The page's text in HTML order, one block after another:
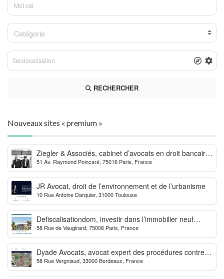
Catégorie
RECHERCHER
Nouveaux sites « premium »
Ziegler & Associés, cabinet d’avocats en droit bancaire,
cryptomonnaie et escroqueries financières
51 Av. Raymond Poincaré, 75016 Paris, France
JR Avocat, droit de l’environnement et de l’urbanisme
10 Rue Antoine Darquier, 31000 Toulouse
Defiscalisationdom, investir dans l’immobilier neuf
Outre-mer
58 Rue de Vaugirard, 75006 Paris, France
Dyade Avocats, avocat expert des procédures contre la
MDPH
58 Rue Vergniaud, 33000 Bordeaux, France